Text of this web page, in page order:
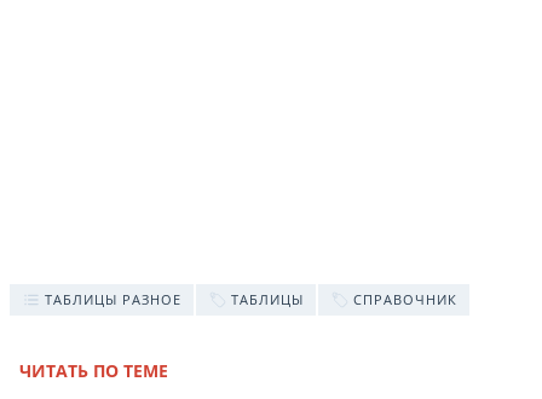
ТАБЛИЦЫ РАЗНОЕ ТАБЛИЦЫ СПРАВОЧНИК
ЧИТАТЬ ПО ТЕМЕ